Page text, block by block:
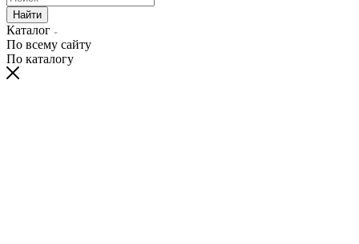
Найти
Каталог
По всему сайту
По каталогу